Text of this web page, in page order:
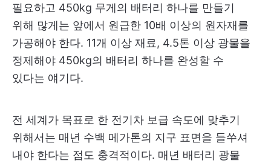
필요하고 450kg 무게의 배터리 하나를 만들기
위해 많게는 앞에서 원급한 10배 이상의 원자재를
가공해야 한다. 11개 이상 재료, 4.5톤 이상 광물을
정제해야 450kg의 배터리 하나를 완성할 수
있다는 얘기다.
전 세계가 목표로 한 전기차 보급 속도에 맞추기
위해서는 매년 수백 메가톤의 지구 표면을 들쑤셔
내야 한다는 점도 충격적이다. 매년 배터리 광물